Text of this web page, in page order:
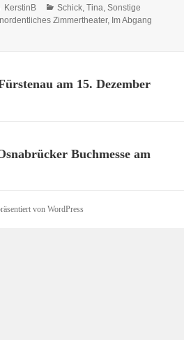
Autor
KerstinB Kategorien
Schick, Tina,Sonstige
Zimmertheater, Im Abgang
am 15. Dezember
Buchmesse am
von WordPress